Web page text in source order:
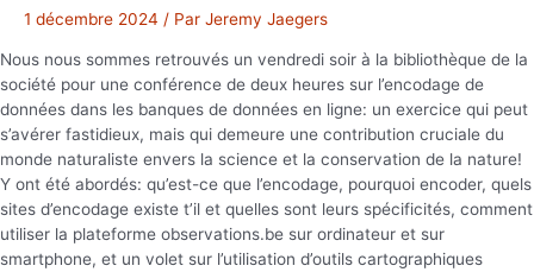
1 décembre 2024 / Par Jeremy Jaegers
Nous nous sommes retrouvés un vendredi soir à la bibliothèque de la
société pour une conférence de deux heures sur l’encodage de
données dans les banques de données en ligne: un exercice qui peut
s’avérer fastidieux, mais qui demeure une contribution cruciale du
monde naturaliste envers la science et la conservation de la nature!
Y ont été abordés: qu’est-ce que l’encodage, pourquoi encoder, quels
sites d’encodage existe t’il et quelles sont leurs spécificités, comment
utiliser la plateforme observations.be sur ordinateur et sur
smartphone, et un volet sur l’utilisation d’outils cartographiques